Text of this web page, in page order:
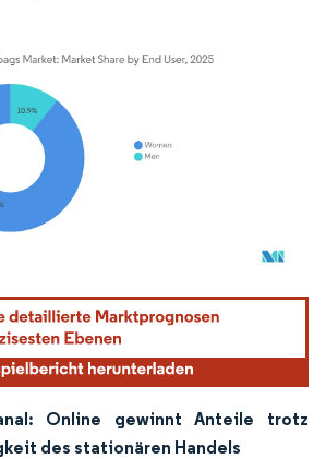
Wiederverwendung erfordert Namensnennung gemäß
Online gewinnt Anteile trotz
des stationären Handels